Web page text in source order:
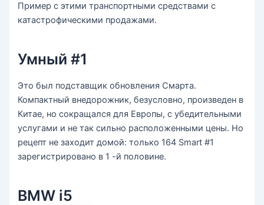
Пример с этими транспортными средствами с
катастрофическими продажами.
Умный #1
Это был подставщик обновления Смарта.
Компактный внедорожник, безусловно, произведен в
Китае, но сокращался для Европы, с убедительными
услугами и не так сильно расположенными цены. Но
рецепт не заходит домой: только 164 Smart #1
зарегистрировано в 1 -й половине.
BMW i5